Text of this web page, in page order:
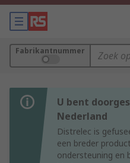
Fabrikantnummer
U bent
Nederland
Distrelec is
een breder
ondersteuning en